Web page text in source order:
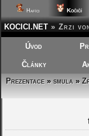
Hafíci Kočičí
KOCICI.NET » Zrzi
Úvod
Články
Prezentace»smula »